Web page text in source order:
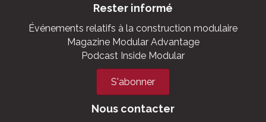
Rester informé
Événements relatifs à la construction modulaire
Magazine Modular Advantage
Podcast Inside Modular
S'abonner
Nous contacter